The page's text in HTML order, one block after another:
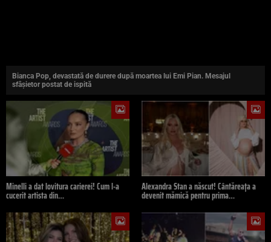
Bianca Pop, devastată de durere după moartea lui Emi Pian. Mesajul
sfâșietor postat de ispită
Minelli a dat lovitura carierei! Cum l-a
cucerit artista din…
Alexandra Stan a născut! Cântăreața a
devenit mămică pentru prima…